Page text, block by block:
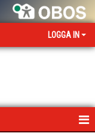
LOGGA IN